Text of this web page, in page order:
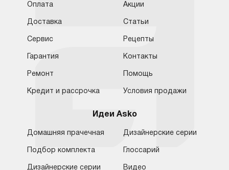
Москва
Оплата
Доставка
Сервис
Гарантия
Ремонт
Кредит и рассрочка
Акции
Статьи
Рецепты
Контакты
Помощь
Условия продажи
Идеи Asko
Домашняя прачечная
Подбор комплекта
Дизайнерские серии
Дизайнерские серии
Глоссарий
Видео